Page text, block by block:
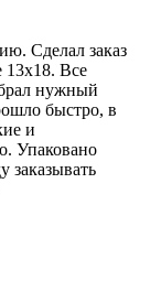
Сделал заказ
13х18. Все
нужный
быстро, в
и
Упаковано
заказывать